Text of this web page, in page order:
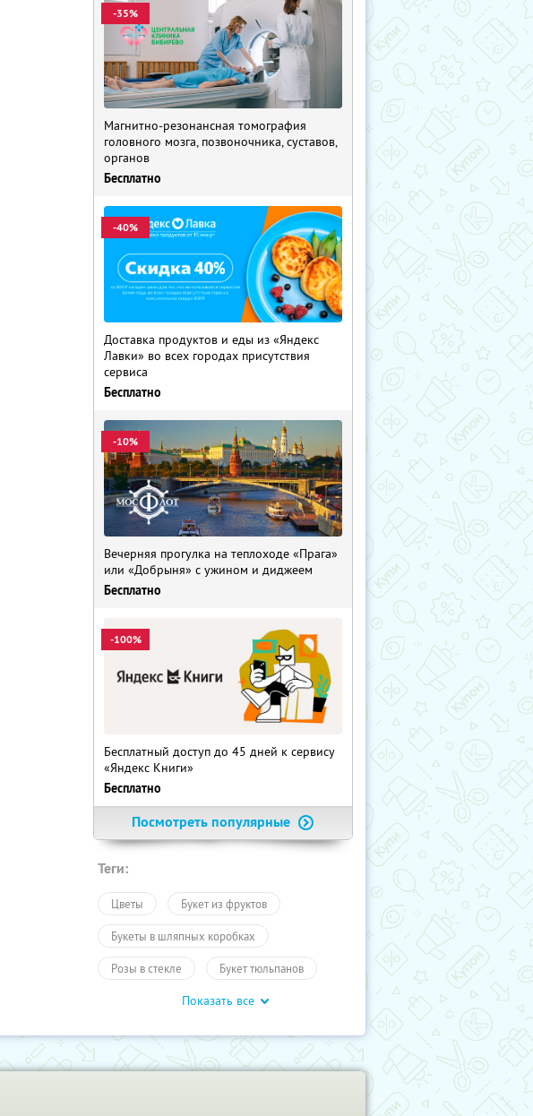
-35%
Магнитно-резонансная томография
головного мозга, позвоночника, суставов,
органов
Бесплатно
-40%
Доставка продуктов и еды из «Яндекс
Лавки» во всех городах присутствия
сервиса
Бесплатно
-10%
Вечерняя прогулка на теплоходе «Прага»
или «Добрыня» с ужином и диджеем
Бесплатно
-100%
Бесплатный доступ до 45 дней к сервису
«Яндекс Книги»
Бесплатно
Посмотреть популярные
Теги:
Цветы Букет из фруктов
Букеты в шляпных коробках
Розы в стекле Букет тюльпанов
Подарки, сувениры
Товары Подарки Промокоды
ПолучиКупон
Показать все